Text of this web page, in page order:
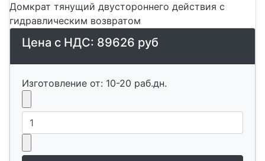
Домкрат тянущий двустороннего действия с
гидравлическим возвратом
Цена с НДС: 89626 руб
Изготовление от: 10-20 раб.дн.